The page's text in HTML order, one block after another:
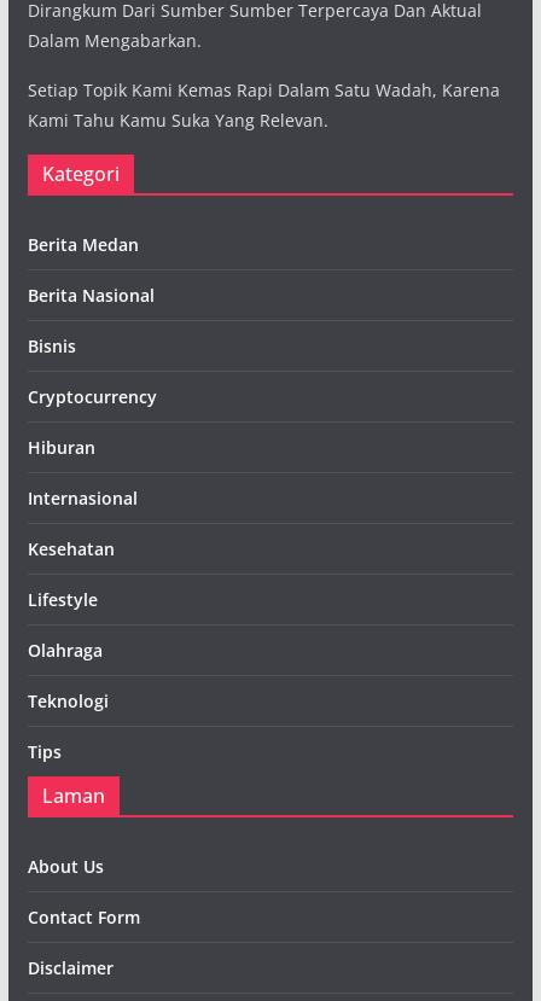
Dirangkum Dari Sumber Sumber Terpercaya Dan Aktual
Dalam Mengabarkan.
Setiap Topik Kami Kemas Rapi Dalam Satu Wadah, Karena
Kami Tahu Kamu Suka Yang Relevan.
Kategori
Berita Medan
Berita Nasional
Bisnis
Cryptocurrency
Hiburan
Internasional
Kesehatan
Lifestyle
Olahraga
Teknologi
Tips
Laman
About Us
Contact Form
Disclaimer